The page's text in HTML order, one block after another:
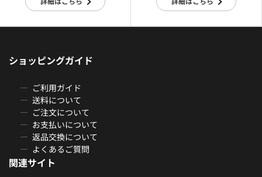
ショッピングガイド
ご利用ガイド
送料について
ご注文について
お支払いについて
返品交換について
よくあるご質問
関連サイト